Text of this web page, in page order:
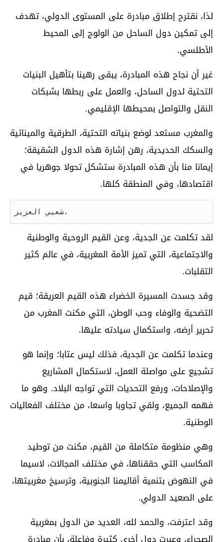
لذا، نقترح إطلاق مبادرة على المستوى الدولي، تهدف
إلى تمكين دول الساحل من الولوج إلى المحيط
الأطلسي.
غير أن نجاح هذه المبادرة، يبقى رهينا بتأهيل البنيات
التحتية لدول الساحل، والعمل على ربطها بشبكات
النقل والتواصل بمحيطها الإقليمي.
والمغرب مستعد لوضع بنياته التحتية، الطرقية والمينائية
والسكك الحديدية، رهن إشارة هذه الدول الشقيقة؛
إيمانا منا بأن هذه المبادرة ستشكل تحولا جوهريا في
اقتصادها، وفي المنطقة كلها.
شعبي العزيز،
لقد تكلمت عن الجدية، وعن القيم الروحية والوطنية
والاجتماعية، التي تميز الأمة المغربية، في عالم كثير
التقلبات.
وقد جسدت المسيرة الخضراء هذه القيم العريقة؛ قيم
التضحية والوفاء وحب الوطن، التي مكنت المغرب من
تحرير أرضه، واستكمال سيادته عليها.
وعندما تكلمت عن الجدية، فذلك ليس عتابا؛ وإنما هو
تشجيع على مواصلة العمل، لاستكمال المشاريع
والإصلاحات، ورفع التحديات التي تواجه البلاد. وهو ما
فهمه الجميع، ولقي تجاوبا واسعا، من مختلف الفعاليات
الوطنية.
وهي منظومة متكاملة من القيم، مكنت من توطيد
المكاسب التي حققناها، في مختلف المجالات، لاسيما
في النهوض بتنمية أقاليمنا الجنوبية، وترسيخ مغربيتها،
على الصعيد الدولي.
وقد اعترفت، والحمد لله، العديد من الدول بمغربية